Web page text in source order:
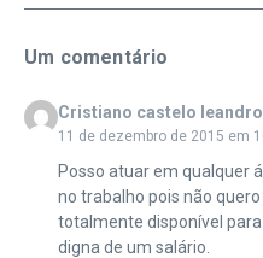
Um comentário
Cristiano castelo
11 de dezembro de 2015 em
Posso atuar em qualquer
no trabalho pois não
totalmente disponível
digna de um salário.